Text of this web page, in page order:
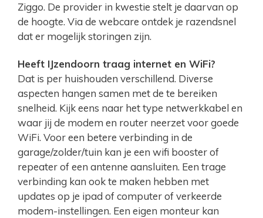
Ziggo. De provider in kwestie stelt je daarvan op
de hoogte. Via de webcare ontdek je razendsnel
dat er mogelijk storingen zijn.
Heeft IJzendoorn traag internet en WiFi?
Dat is per huishouden verschillend. Diverse
aspecten hangen samen met de te bereiken
snelheid. Kijk eens naar het type netwerkkabel en
waar jij de modem en router neerzet voor goede
WiFi. Voor een betere verbinding in de
garage/zolder/tuin kan je een wifi booster of
repeater of een antenne aansluiten. Een trage
verbinding kan ook te maken hebben met
updates op je ipad of computer of verkeerde
modem-instellingen. Een eigen monteur kan